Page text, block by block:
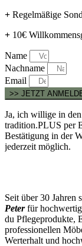
+ Regelmäßige
+ 10€
Name
Nachname
Email
>> JETZT
Ja, ich willige in
tradition.PLUS per
Bestätigung in der
jederzeit möglich.
Seit über 30 Jahren
Peterfür
du Pflegeprodukte,
professionellen
Werterhalt und